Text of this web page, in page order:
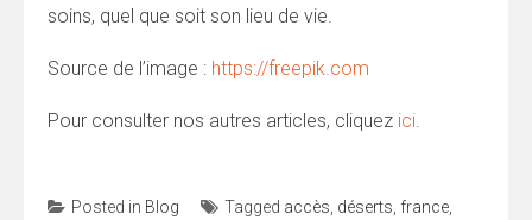
soins, quel que soit son lieu de vie.
Source de l’image : https://freepik.com
Pour consulter nos autres articles, cliquez ici
Posted in Blog Tagged accès déserts france